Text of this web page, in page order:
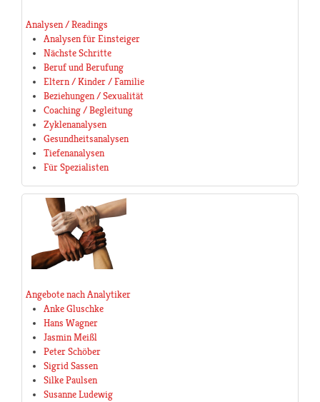
Analysen / Readings
Analysen für Einsteiger
Nächste Schritte
Beruf und Berufung
Eltern / Kinder / Familie
Beziehungen / Sexualität
Coaching / Begleitung
Zyklenanalysen
Gesundheitsanalysen
Tiefenanalysen
Für Spezialisten
Angebote nach Analytiker
Anke Gluschke
Hans Wagner
Jasmin Meißl
Peter Schöber
Sigrid Sassen
Silke Paulsen
Susanne Ludewig